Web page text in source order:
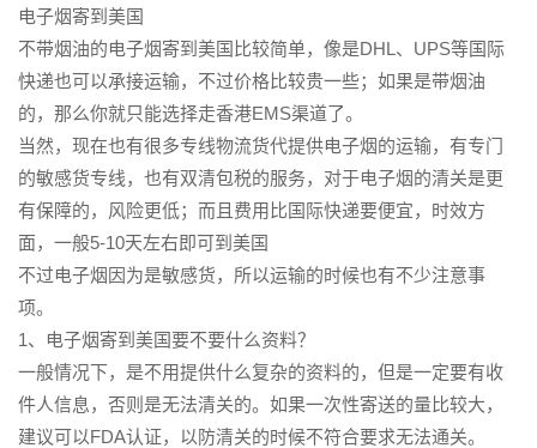
电子烟寄到美国
不带烟油的电子烟寄到美国比较简单，像是DHL、UPS等国际
快递也可以承接运输，不过价格比较贵一些；如果是带烟油
的，那么你就只能选择走香港EMS渠道了。
当然，现在也有很多专线物流货代提供电子烟的运输，有专门
的敏感货专线，也有双清包税的服务，对于电子烟的清关是更
有保障的，风险更低；而且费用比国际快递要便宜，时效方
面，一般5-10天左右即可到美国
不过电子烟因为是敏感货，所以运输的时候也有不少注意事
项。
1、电子烟寄到美国要不要什么资料？
一般情况下，是不用提供什么复杂的资料的，但是一定要有收
件人信息，否则是无法清关的。如果一次性寄送的量比较大，
建议可以FDA认证，以防清关的时候不符合要求无法通关。